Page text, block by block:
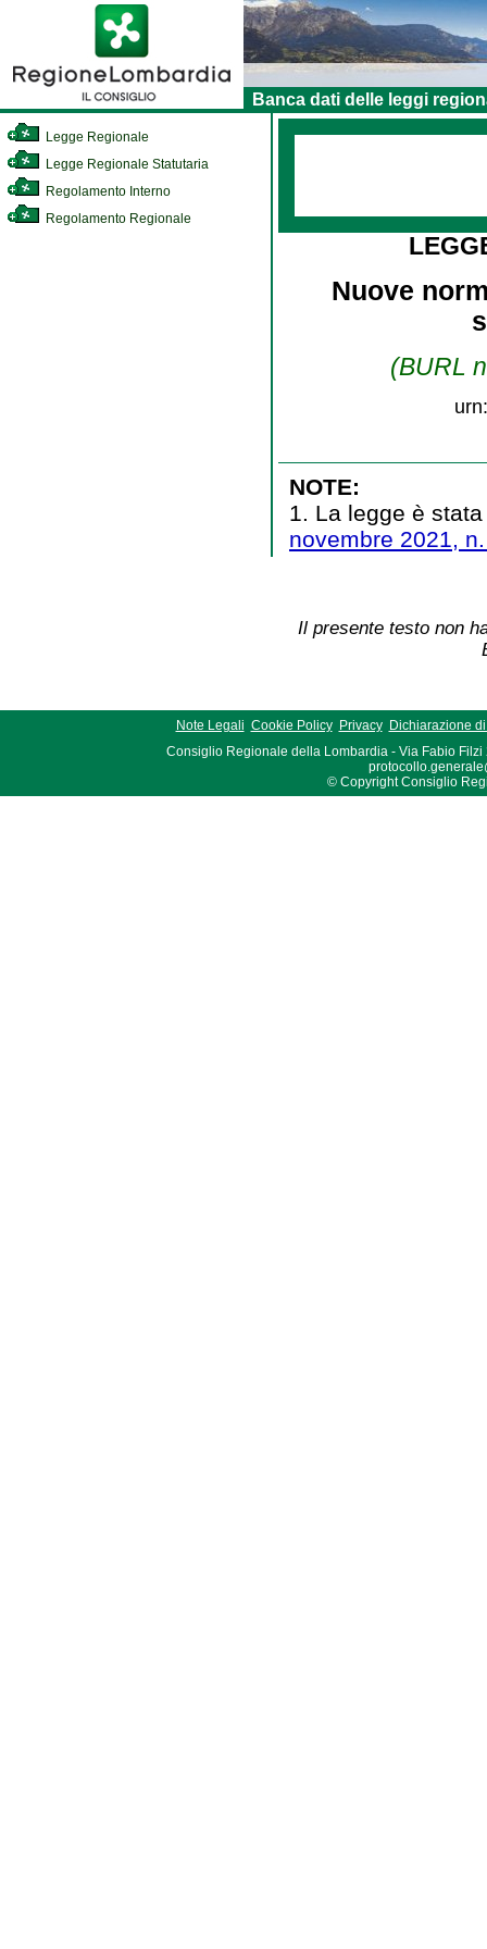
Banca dati delle leggi
Legge Regionale
Legge Regionale Statutaria
Regolamento Interno
Regolamento Regionale
Nuove
(BURL
NOTE:
1. La legge è
novembre 2021,
Il presente testo non
Note Legali Cookie Policy Privacy Dichiarazione
Consiglio Regionale della Lombardia - Via Fabio Filzi
© Copyright Consiglio